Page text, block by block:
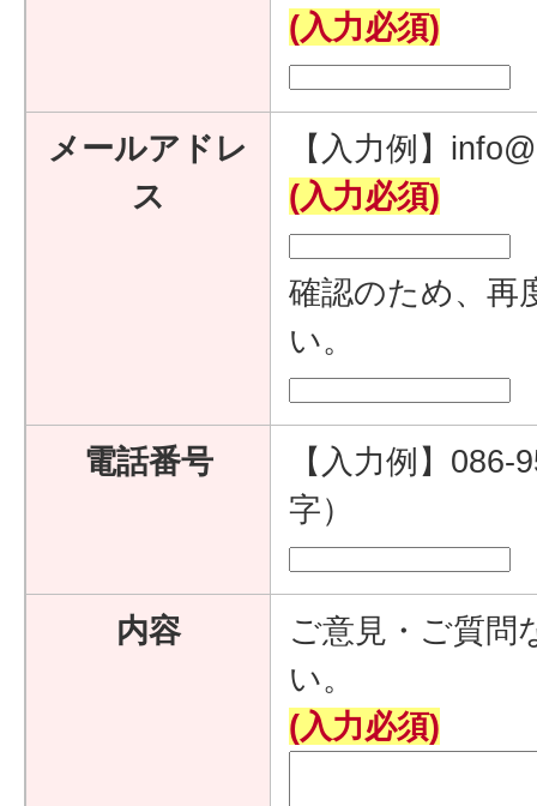
(入力必須)
メールアドレ
ス
【入力例】
(入力必須)
確認のため、再
い。
電話番号
【入力例】
字）
内容
ご意見・ご質問
い。
(入力必須)